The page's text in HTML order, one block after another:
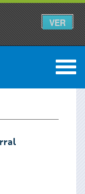
VER
0